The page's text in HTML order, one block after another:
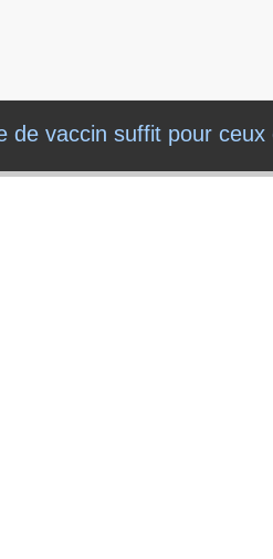
de vaccin suffit pour